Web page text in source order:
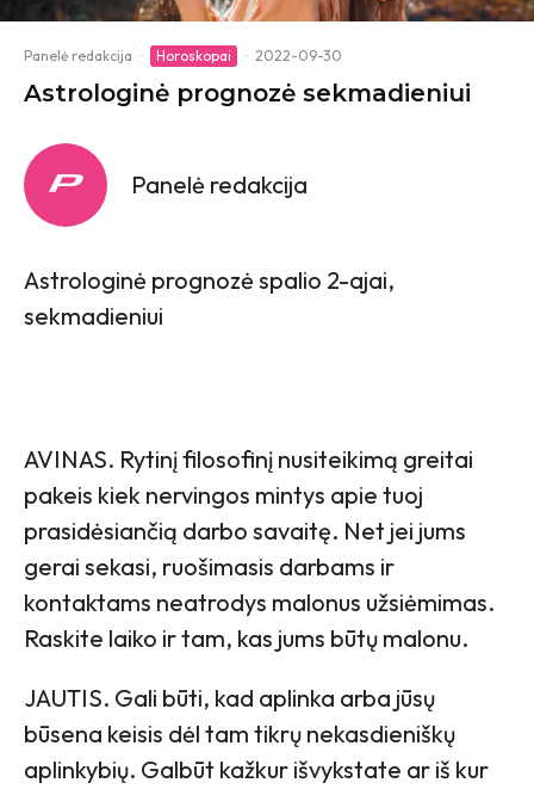
Panelė redakcija · Horoskopai · 2022-09-30
Astrologinė prognozė sekmadieniui
Panelė redakcija
Astrologinė prognozė spalio 2-ajai,
sekmadieniui
AVINAS. Rytinį filosofinį nusiteikimą greitai
pakeis kiek nervingos mintys apie tuoj
prasidėsiančią darbo savaitę. Net jei jums
gerai sekasi, ruošimasis darbams ir
kontaktams neatrodys malonus užsiėmimas.
Raskite laiko ir tam, kas jums būtų malonu.
JAUTIS. Gali būti, kad aplinka arba jūsų
būsena keisis dėl tam tikrų nekasdieniškų
aplinkybių. Galbūt kažkur išvykstate ar iš kur